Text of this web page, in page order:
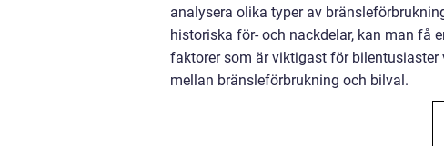
analysera olika typer av
historiska för- och nackdelar, kan man få
faktorer som är viktigast för
mellan bränsleförbrukning och bilval.